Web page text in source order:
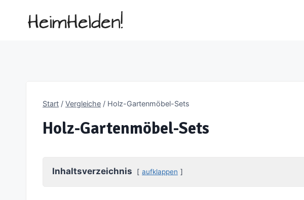
Start / Vergleiche / Holz-Gartenmöbel-Sets
Holz-Gartenmöbel-Sets
Inhaltsverzeichnis aufklappen